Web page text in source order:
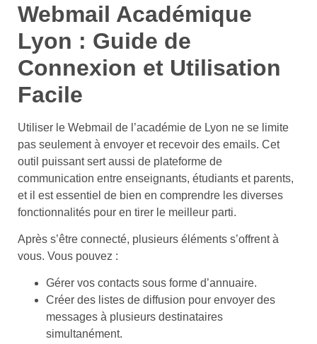
Webmail Académique
Lyon : Guide de
Connexion et Utilisation
Facile
Utiliser le Webmail de l’académie de Lyon ne se limite
pas seulement à envoyer et recevoir des emails. Cet
outil puissant sert aussi de plateforme de
communication entre enseignants, étudiants et parents,
et il est essentiel de bien en comprendre les diverses
fonctionnalités pour en tirer le meilleur parti.
Après s’être connecté, plusieurs éléments s’offrent à
vous. Vous pouvez :
Gérer vos contacts sous forme d’annuaire.
Créer des listes de diffusion pour envoyer des
messages à plusieurs destinataires
simultanément.